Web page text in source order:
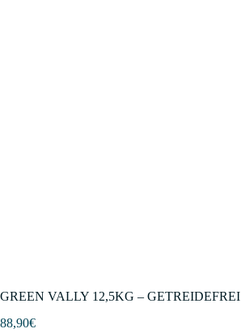
GREEN VALLY 12,5KG – GETREIDEFREI
88,90€